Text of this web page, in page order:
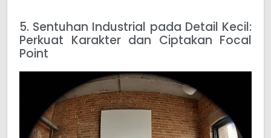
5. Sentuhan Industrial pada Detail Kecil:
Perkuat Karakter dan Ciptakan Focal
Point